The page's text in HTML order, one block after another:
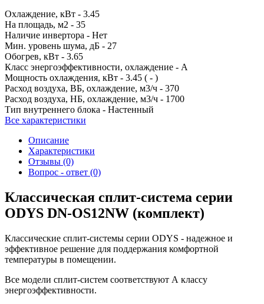
Охлаждение, кВт - 3.45
На площадь, м2 - 35
Наличие инвертора - Нет
Мин. уровень шума, дБ - 27
Обогрев, кВт - 3.65
Класс энергоэффективности, охлаждение - A
Мощность охлаждения, кВт - 3.45 ( - )
Расход воздуха, ВБ, охлаждение, м3/ч - 370
Расход воздуха, НБ, охлаждение, м3/ч - 1700
Тип внутреннего блока - Настенный
Все характеристики
Описание
Характеристики
Отзывы (0)
Вопрос - ответ (0)
Классическая сплит-система серии
ODYS DN-OS12NW (комплект)
Классические сплит-системы серии ODYS - надежное и
эффективное решение для поддержания комфортной
температуры в помещении.
Все модели сплит-систем соответствуют А классу
энергоэффективности.